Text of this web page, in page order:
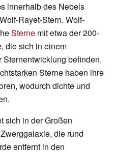
innerhalb des Nebels
Rayet-Stern. Wolf-
Sterne mit etwa der 200-
die sich in einem
befinden.
Sterne haben ihre
wodurch dichte und
sich in der Großen
die rund
entfernt in den